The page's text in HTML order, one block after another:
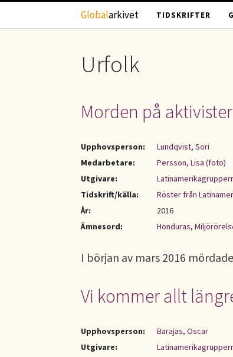
Hoppa till huvudinnehåll
Globalarkivet TIDSKRIFTER
Urfolk
Morden på
Upphovsperson:
Lundqvist, Sori
Medarbetare:
Persson, Lisa (foto)
Utgivare:
Tidskrift/källa:
Röster från
År:
2016
Ämnesord:
Honduras,
I början av mars 2016
Vi kommer allt
Upphovsperson:
Barajas, Oscar
Utgivare: